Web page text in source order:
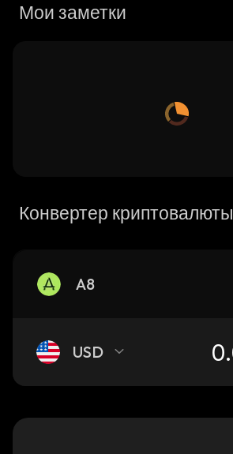
Мои заметки
Конвертер криптовалюты
A8
USD